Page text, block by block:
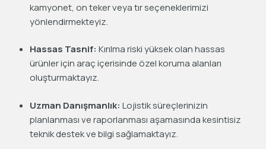
kamyonet, on teker veya tır seçeneklerimizi
yönlendirmekteyiz.
Hassas Tasnif: Kırılma riski yüksek olan hassas
ürünler için araç içerisinde özel koruma alanları
oluşturmaktayız.
Uzman Danışmanlık: Lojistik süreçlerinizin
planlanması ve raporlanması aşamasında kesintisiz
teknik destek ve bilgi sağlamaktayız.